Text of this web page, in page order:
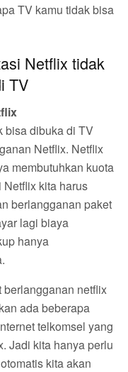
TV kamu tidak bisa
Netflix tidak
TV
bisa dibuka di TV
Netflix. Netflix
membutuhkan kuota
Netflix kita harus
berlangganan paket
lagi biaya
hanya
berlangganan netflix
ada beberapa
telkomsel yang
Jadi kita hanya perlu
kita akan